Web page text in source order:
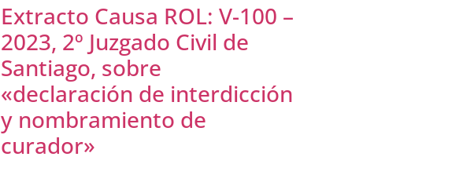
Extracto Causa ROL: V-100 –
2023, 2º Juzgado Civil de
Santiago, sobre
«declaración de interdicción
y nombramiento de
curador»